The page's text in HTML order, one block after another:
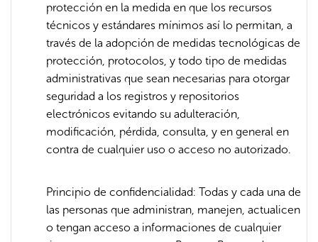
protección en la medida en que los recursos
técnicos y estándares mínimos así lo permitan, a
través de la adopción de medidas tecnológicas de
protección, protocolos, y todo tipo de medidas
administrativas que sean necesarias para otorgar
seguridad a los registros y repositorios
electrónicos evitando su adulteración,
modificación, pérdida, consulta, y en general en
contra de cualquier uso o acceso no autorizado.
Principio de confidencialidad: Todas y cada una de
las personas que administran, manejen, actualicen
o tengan acceso a informaciones de cualquier